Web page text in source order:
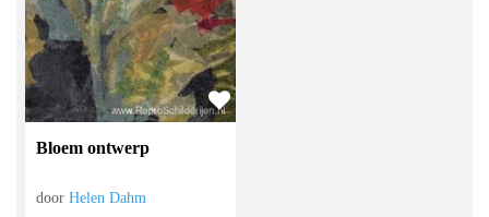
Bloem ontwerp
doorHelen Dahm